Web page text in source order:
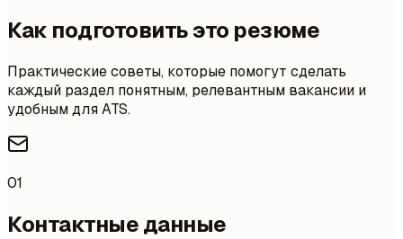
Как подготовить это резюме
Практические советы, которые помогут сделать
каждый раздел понятным, релевантным вакансии и
удобным для ATS.
01
Контактные данные